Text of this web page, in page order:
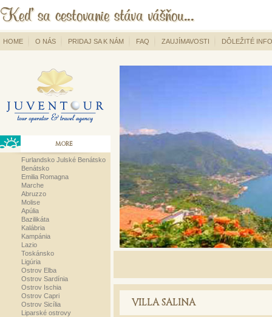
HOME O NÁS PRIDAJ SA K NÁM FAQ ZAUJÍMAVOSTI DÔLEŽITÉ
MORE
Furlandsko Julské Benátsko
Benátsko
Emilia Romagna
Marche
Abruzzo
Molise
Apúlia
Bazilikáta
Kalábria
Kampánia
Lazio
Toskánsko
Ligúria
Ostrov Elba
Ostrov Sardínia
Ostrov Ischia
Ostrov Capri
Ostrov Sicília
Liparské ostrovy
VILLA SALINA